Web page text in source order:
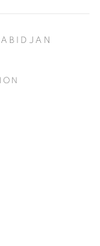
ABIDJAN